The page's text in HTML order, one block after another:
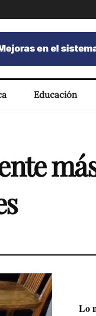
Educación
Lo